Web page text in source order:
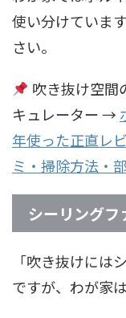
使い分けていま
さい。
吹き抜け空間
キュレーター →
年使った正直レ
ミ・掃除方法・
シーリング
「吹き抜けには
ですが、わが家は